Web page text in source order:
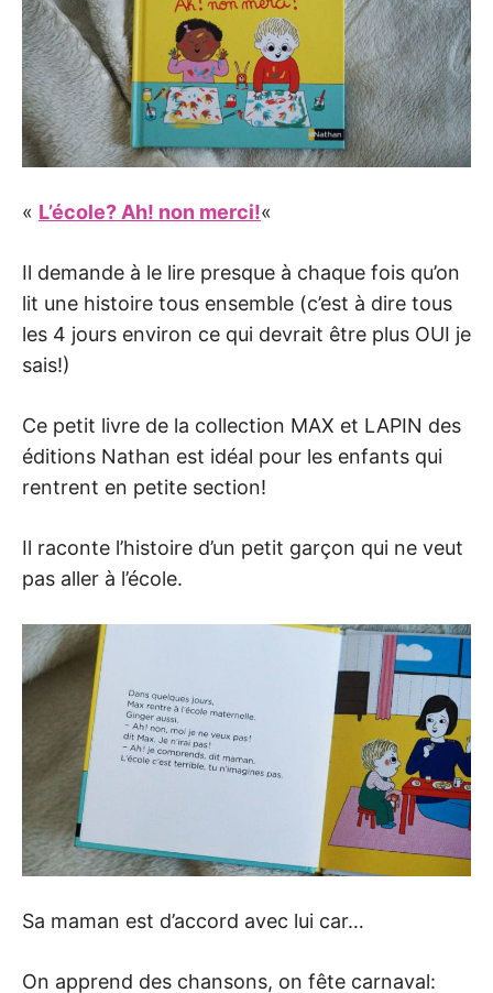
« L’école? Ah! non merci!«
Il demande à le lire presque à chaque fois qu’on
lit une histoire tous ensemble (c’est à dire tous
les 4 jours environ ce qui devrait être plus OUI je
sais!)
Ce petit livre de la collection MAX et LAPIN des
éditions Nathan est idéal pour les enfants qui
rentrent en petite section!
Il raconte l’histoire d’un petit garçon qui ne veut
pas aller à l’école.
Sa maman est d’accord avec lui car…
On apprend des chansons, on fête carnaval: